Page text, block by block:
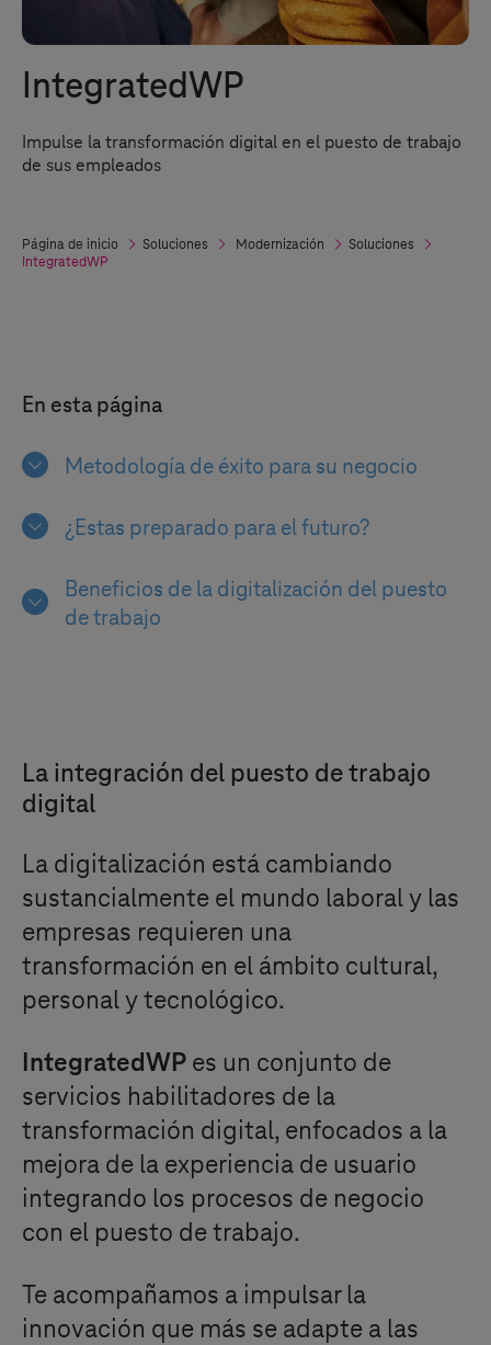
IntegratedWP
Impulse la transformación digital en el puesto de trabajo
de sus empleados
Página de inicio Soluciones Modernización
Soluciones
IntegratedWP
En esta página
Metodología de éxito para su negocio
¿Estas preparado para el futuro?
Beneficios de la digitalización del puesto
de trabajo
La integración del puesto de trabajo
digital
La digitalización está cambiando
sustancialmente el mundo laboral y las
empresas requieren una
transformación en el ámbito cultural,
personal y tecnológico.
IntegratedWP es un conjunto de
servicios habilitadores de la
transformación digital, enfocados a la
mejora de la experiencia de usuario
integrando los procesos de negocio
con el puesto de trabajo.
Te acompañamos a impulsar la
innovación que más se adapte a las